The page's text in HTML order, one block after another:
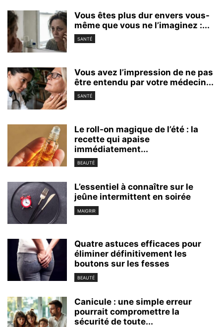
Vous êtes plus dur envers vous-
même que vous ne l’imaginez :...
SANTÉ
Vous avez l’impression de ne pas
être entendu par votre médecin...
SANTÉ
Le roll-on magique de l’été : la
recette qui apaise
immédiatement...
BEAUTÉ
L’essentiel à connaître sur le
jeûne intermittent en soirée
MAIGRIR
Quatre astuces efficaces pour
éliminer définitivement les
boutons sur les fesses
BEAUTÉ
Canicule : une simple erreur
pourrait compromettre la
sécurité de toute...